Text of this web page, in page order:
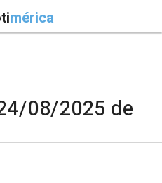
mérica
08/2025 de